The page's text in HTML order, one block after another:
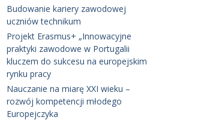
Budowanie kariery zawodowej
uczniów technikum
Projekt Erasmus+ „Innowacyjne
praktyki zawodowe w Portugalii
kluczem do sukcesu na europejskim
rynku pracy
Nauczanie na miarę XXI wieku –
rozwój kompetencji młodego
Europejczyka